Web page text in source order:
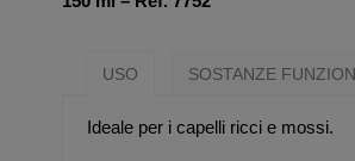
USO
Ideale per i capelli ricci e mossi.
SOSTANZE